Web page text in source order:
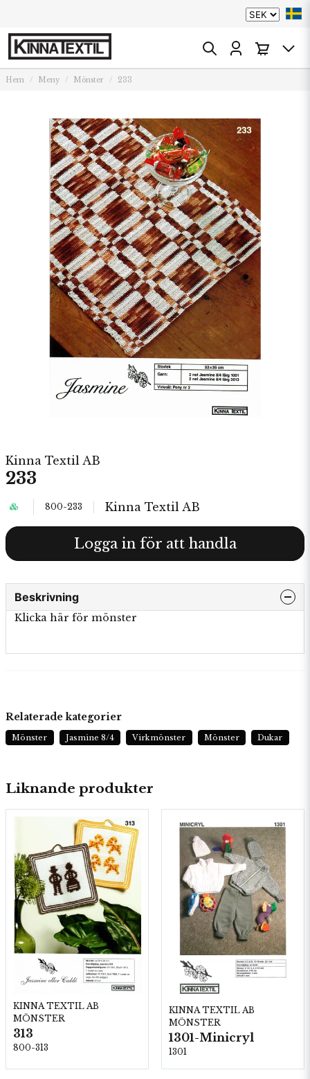
Hem Meny Mönster 233
Kinna Textil AB
233
800-233 Kinna Textil AB
Logga in för att handla
Beskrivning
Klicka här för mönster
Liknande produkter
KINNA TEXTIL AB
MÖNSTER
313
800-313
KINNA TEXTIL AB
MÖNSTER
1301-Minicryl
1301
Relaterade kategorier
Mönster Jasmine 8/4 Virkmönster Mönster Dukar